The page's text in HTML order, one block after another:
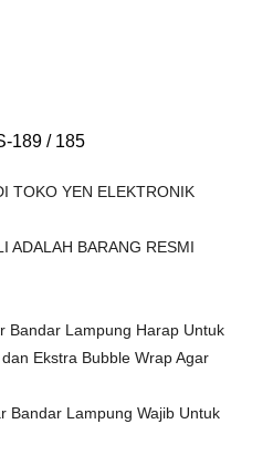
189 / 185
TOKO YEN ELEKTRONIK
ADALAH BARANG RESMI
Bandar Lampung Harap Untuk
Ekstra Bubble Wrap Agar
Bandar Lampung Wajib Untuk